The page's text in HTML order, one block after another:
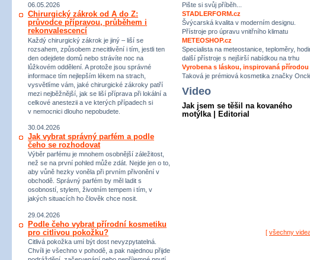
06.05.2026
Chirurgický zákrok od A do Z:
průvodce přípravou, průběhem i
rekonvalescencí
Každý chirurgický zákrok je jiný – liší se
rozsahem, způsobem znecitlivění i tím, jestli ten
den odejdete domů nebo strávíte noc na
lůžkovém oddělení. A protože jsou správné
informace tím nejlepším lékem na strach,
vysvětlíme vám, jaké chirurgické zákroky patří
mezi nejběžnější, jak se liší příprava při lokální a
celkové anestezii a ve kterých případech si
v nemocnici dlouho nepobudete.
30.04.2026
Jak vybrat správný parfém a podle
čeho se rozhodovat
Výběr parfému je mnohem osobnější záležitost,
než se na první pohled může zdát. Nejde jen o to,
aby vůně hezky voněla při prvním přivonění v
obchodě. Správný parfém by měl ladit s
osobností, stylem, životním tempem i tím, v
jakých situacích ho člověk chce nosit.
29.04.2026
Podle čeho vybrat přírodní kosmetiku
pro citlivou pokožku?
Citlivá pokožka umí být dost nevyzpytatelná.
Chvíli je všechno v pohodě, a pak najednou přijde
Pište si svůj příběh...
STADLERFORM.cz
Švýcarská kvalita v moderním designu.
Přístroje pro úpravu vnitřního klimatu
METEOSHOP.cz
Specialista na meteostanice, teploměry,
další přístroje s nejširší nabídkou na trhu
Vyrobena s láskou, inspirovaná přírodou
Taková je prémiová kosmetika značky
Video
Jak jsem se těšil na kovaného
motýlka | Editorial
[ všechny